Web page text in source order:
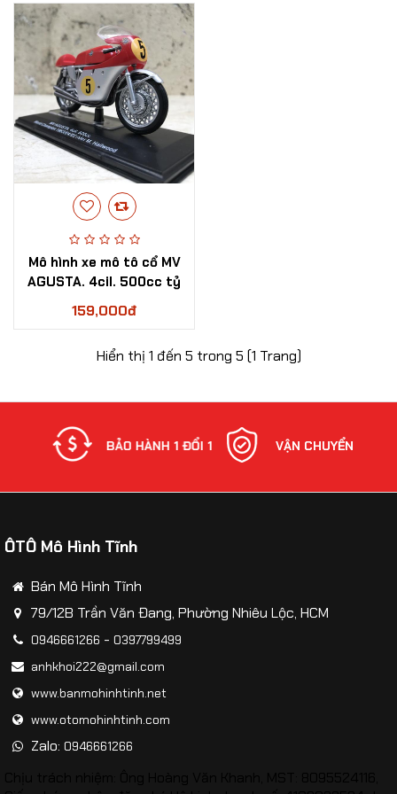
Mô hình xe mô tô cổ MV
AGUSTA. 4cil. 500cc tỷ
lệ 1:22
159,000đ
Hiển thị 1 đến 5 trong 5 (1 Trang)
BẢO HÀNH 1 ĐỔI 1 VẬN CHUYỂN
ÔTÔ Mô Hình Tĩnh
Bán Mô Hình Tĩnh
79/12B Trần Văn Đang, Phường Nhiêu Lộc, HCM
0946661266 - 0397799499
anhkhoi222@gmail.com
www.banmohinhtinh.net
www.otomohinhtinh.com
Zalo: 0946661266